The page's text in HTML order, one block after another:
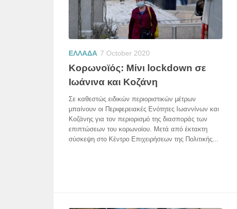
ΕΛΛΑΔΑ 7 October 2020
Κορωνοϊός: Μίνι lockdown σε
Ιωάνινα και Κοζάνη
Σε καθεστώς ειδικών περιοριστικών μέτρων
μπαίνουν οι Περιφερειακές Ενότητες Ιωαννίνων και
Κοζάνης για τον περιορισμό της διασποράς των
επιπτώσεων του κορωνοϊου. Μετά από έκτακτη
σύσκεψη στο Κέντρο Επιχειρήσεων της Πολιτικής...